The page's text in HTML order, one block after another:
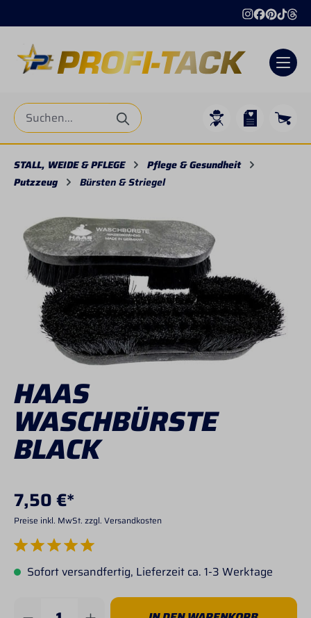
STALL, WEIDE & PFLEGE
Pflege & Gesundheit
Putzzeug
Bürsten & Striegel
Bildergalerie überspringen
HAAS
WASCHBÜRSTE
BLACK
7,50 €*
Preise inkl. MwSt. zzgl. Versandkosten
Durchschnittliche Bewertung von 5 von 5 Sternen
Sofort versandfertig, Lieferzeit ca. 1-3 Werktage
Produkt Anzahl: Gib den gewünschten